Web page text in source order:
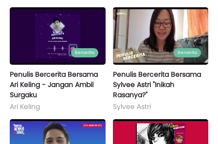
Bercerita
Penulis Bercerita Bersama
Ari Keling - Jangan Ambil
Surgaku
Ari Keling
Bercerita
Penulis Bercerita Bersama
Sylvee Astri "Inikah
Rasanya?"
Sylvee Astri